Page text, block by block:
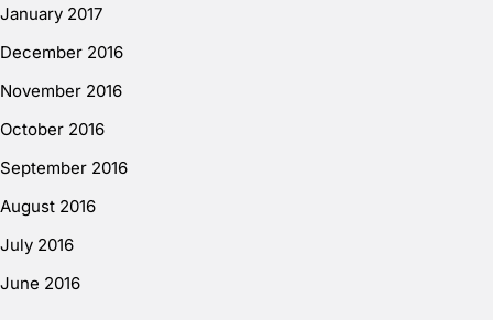
January 2017
December 2016
November 2016
October 2016
September 2016
August 2016
July 2016
June 2016